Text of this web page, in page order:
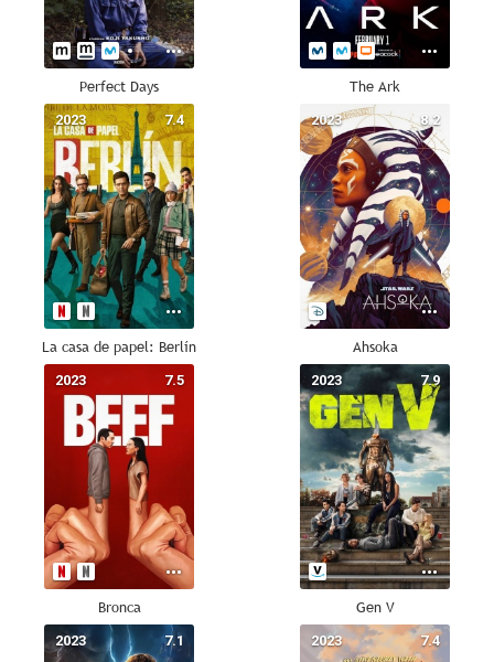
Perfect Days The Ark
7.4
2023
La casa de papel: Berlín
8.2
2023
Ahsoka
7.5
2023
Bronca
7.9
2023
Gen V
7.1
2023 7.4
2023